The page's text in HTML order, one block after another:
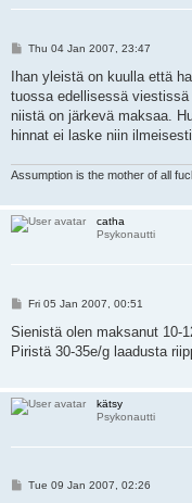
P
s
Thu 04 Jan 2007, 23:47
Ihan yleistä on kuulla että
tuossa edellisessä
niistä on järkevä maksaa.
hinnat ei laske niin
Assumption is the mother of all
catha
Psykonautti
P
s
Fri 05 Jan 2007, 00:51
Sienistä olen maksanut 10-
Piristä 30-35e/g laadusta
kätsy
Psykonautti
PTue 09 Jan 2007, 02:26